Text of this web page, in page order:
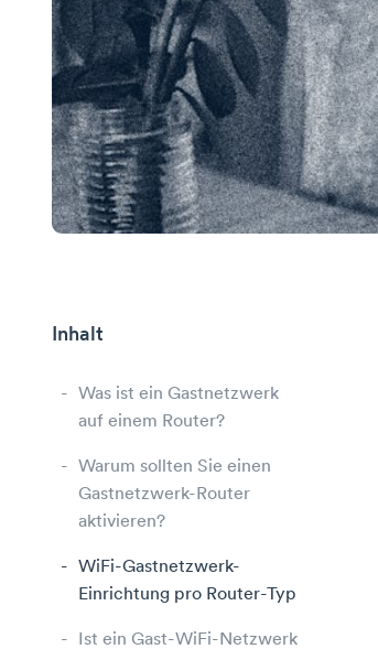
Inhalt
Was ist ein Gastnetzwerk
auf einem Router?
Warum sollten Sie einen
Gastnetzwerk-Router
aktivieren?
WiFi-Gastnetzwerk-
Einrichtung pro Router-Typ
Ist ein Gast-WiFi-Netzwerk